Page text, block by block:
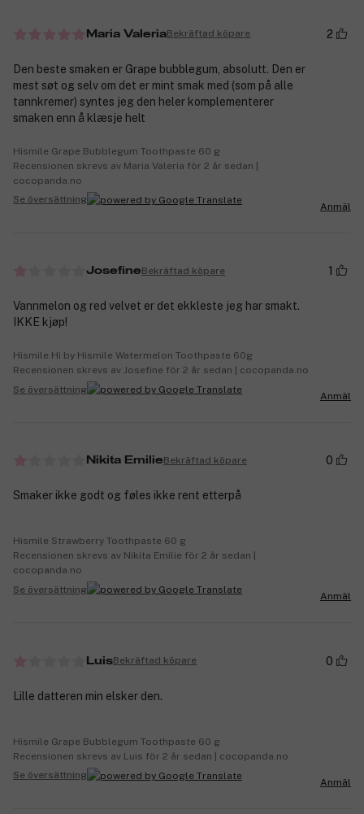
Maria ValeriaBekräftad köpare 2
Den beste smaken er Grape bubblegum, absolutt. Den er
mest søt og selv om det er mint smak med (som på alle
tannkremer) syntes jeg den heler komplementerer
smaken enn å klæsje helt
Hismile Grape Bubblegum Toothpaste 60 g
Recensionen skrevs av Maria Valeria för 2 år sedan |
cocopanda.no
Se översättning
Anmäl
JosefineBekräftad köpare 1
Vannmelon og red velvet er det ekkleste jeg har smakt.
IKKE kjøp!
Hismile Hi by Hismile Watermelon Toothpaste 60g
Recensionen skrevs av Josefine för 2 år sedan | cocopanda.no
Se översättning
Anmäl
Nikita EmilieBekräftad köpare 0
Smaker ikke godt og føles ikke rent etterpå
Hismile Strawberry Toothpaste 60 g
Recensionen skrevs av Nikita Emilie för 2 år sedan |
cocopanda.no
Se översättning
Anmäl
LuisBekräftad köpare 0
Lille datteren min elsker den.
Hismile Grape Bubblegum Toothpaste 60 g
Recensionen skrevs av Luis för 2 år sedan | cocopanda.no
Se översättning
Anmäl